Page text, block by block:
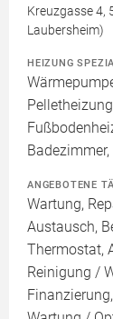
Kreuzgasse 4,
Laubersheim)
HEIZUNG
ANGEBOTENE
Wartung,
Austausch,
Thermostat,
Reinigung /